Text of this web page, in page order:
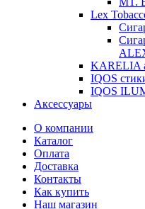
Lex
KARELIA
IQOS
IQOS
Аксессуары
О компании
Каталог
Оплата
Доставка
Контакты
Как купить
Наш магазин